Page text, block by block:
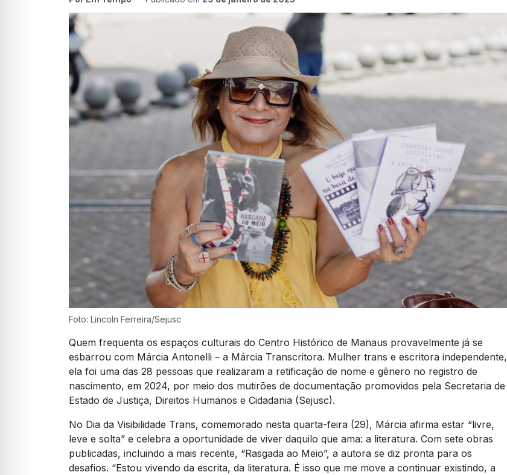
Foto: Lincoln Ferreira/Sejusc
Quem frequenta os espaços culturais do Centro Histórico de Manaus provavelmente já se
esbarrou com Márcia Antonelli – a Márcia Transcritora. Mulher trans e escritora independente,
ela foi uma das 28 pessoas que realizaram a retificação de nome e gênero no registro de
nascimento, em 2024, por meio dos mutirões de documentação promovidos pela Secretaria de
Estado de Justiça, Direitos Humanos e Cidadania (Sejusc).
No Dia da Visibilidade Trans, comemorado nesta quarta-feira (29), Márcia afirma estar “livre,
leve e solta” e celebra a oportunidade de viver daquilo que ama: a literatura. Com sete obras
publicadas, incluindo a mais recente, “Rasgada ao Meio”, a autora se diz pronta para os
desafios. “Estou vivendo da escrita, da literatura. É isso que me move a continuar existindo, a